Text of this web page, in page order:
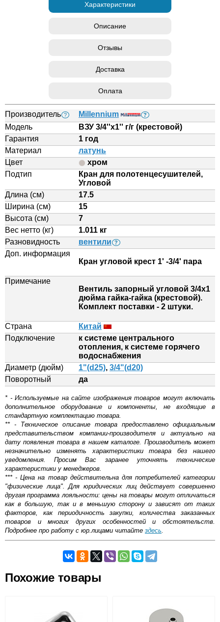
Характеристики
Описание
Отзывы
Доставка
Оплата
Производитель ? Millennium ?
Модель
ВЗУ 3/4''х1'' г/г (крестовой)
Гарантия
1 год
Материал
латунь
Цвет
хром
Подтип
Кран для полотенцесушителей,
Угловой
Длина (см)
17.5
Ширина (см)
15
Высота (см)
7
Вес нетто (кг)
1.011 кг
Разновидность
вентили ?
Доп. информация
Кран угловой крест 1' -3/4' пара
Примечание
Вентиль запорный угловой 3/4х1
дюйма гайка-гайка (крестовой).
Комплект поставки - 2 штуки.
Страна
Китай
Подключение
к системе центрального
отопления, к системе горячего
водоснабжения
Диаметр (дюйм)
1"(d25), 3/4"(d20)
Поворотный
да
* - Используемые на сайте изображения товаров могут включать
дополнительное оборудование и компоненты, не входящие в
стандартную комплектацию товара.
** - Техническое описание товара предоставлено официальным
представительством компании-производителя и актуально на
дату появления товара в нашем каталоге. Производитель может
незначительно изменять характеристики товара без нашего
уведомления. Просим Вас заранее уточнять технические
характеристики у менеджеров.
*** - Цена на товар действительна для потребителей категории
"физические лица". Для юридических лиц действует совершенно
другая программа лояльности: цены на товары могут отличаться
как в большую, так и в меньшую сторону и зависят от таких
факторов, как периодичность закупки, количества заказанных
товаров и многих других особенностей и обстоятельств.
Подробнее про работу с юр.лицами читайте здесь.
Полотенцесушитель является неотъемлемым атрибутом
современной ванной. Он отвечает за обогрев
позволяет быстро сушить небольшое количество вещей.
дальнейшую эксплуатацию данных устройств. Эти
Оставьте отзыв
Наличный расчёт
Похожие товары